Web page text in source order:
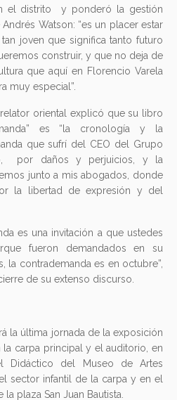
el distrito y ponderó la gestión
Watson: “es un placer estar
joven que significa tanto futuro
construir, y que no deja de
que aquí en Florencio Varela
muy especial”.
oriental explicó que su libro
es “la cronología y la
que sufrí del CEO del Grupo
por daños y perjuicios, y la
junto a mis abogados, donde
la libertad de expresión y del
es una invitación a que ustedes
fueron demandados en su
la contrademanda es en octubre”,
de su extenso discurso.
la última jornada de la exposición
la carpa principal y el auditorio, en
Didáctico del Museo de Artes
sector infantil de la carpa y en el
plaza San Juan Bautista.